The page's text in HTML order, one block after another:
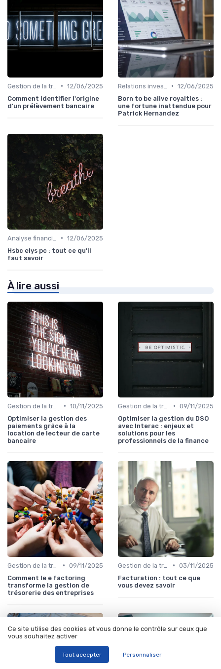
• 12/06/2025
Comment identifier l'origine
d'un prélèvement bancaire
• 12/06/2025
Born to be alive royalties :
une fortune inattendue pour
Patrick Hernandez
• 12/06/2025
Hsbc elys pc : tout ce qu'il
faut savoir
À lire aussi
• 10/11/2025
Optimiser la gestion des
paiements grâce à la
location de lecteur de carte
bancaire
• 09/11/2025
Optimiser la gestion du DSO
avec Interac : enjeux et
solutions pour les
professionnels de la finance
• 09/11/2025
Comment le e factoring
transforme la gestion de
trésorerie des entreprises
• 03/11/2025
Facturation : tout ce que
vous devez savoir
Ce site utilise des cookies et vous donne le contrôle sur ceux que
vous souhaitez activer
Tout accepter Personnaliser